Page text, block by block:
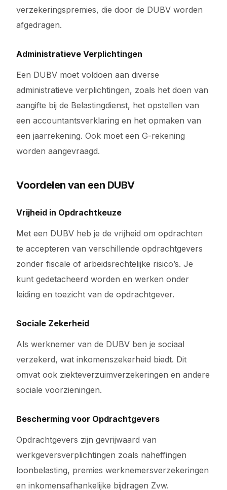
verzekeringspremies, die door de DUBV worden
afgedragen.
Administratieve Verplichtingen
Een DUBV moet voldoen aan diverse
administratieve verplichtingen, zoals het doen van
aangifte bij de Belastingdienst, het opstellen van
een accountantsverklaring en het opmaken van
een jaarrekening. Ook moet een G-rekening
worden aangevraagd.
Voordelen van een DUBV
Vrijheid in Opdrachtkeuze
Met een DUBV heb je de vrijheid om opdrachten
te accepteren van verschillende opdrachtgevers
zonder fiscale of arbeidsrechtelijke risico’s. Je
kunt gedetacheerd worden en werken onder
leiding en toezicht van de opdrachtgever.
Sociale Zekerheid
Als werknemer van de DUBV ben je sociaal
verzekerd, wat inkomenszekerheid biedt. Dit
omvat ook ziekteverzuimverzekeringen en andere
sociale voorzieningen.
Bescherming voor Opdrachtgevers
Opdrachtgevers zijn gevrijwaard van
werkgeversverplichtingen zoals naheffingen
loonbelasting, premies werknemersverzekeringen
en inkomensafhankelijke bijdragen Zvw.